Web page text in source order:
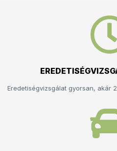
Eredetiségvizsgálat gyorsan, akár